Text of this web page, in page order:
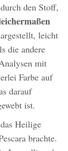
den Stoff,
leicht
die andere
mit
Farbe auf
darauf
ist.
Heilige
brachte.